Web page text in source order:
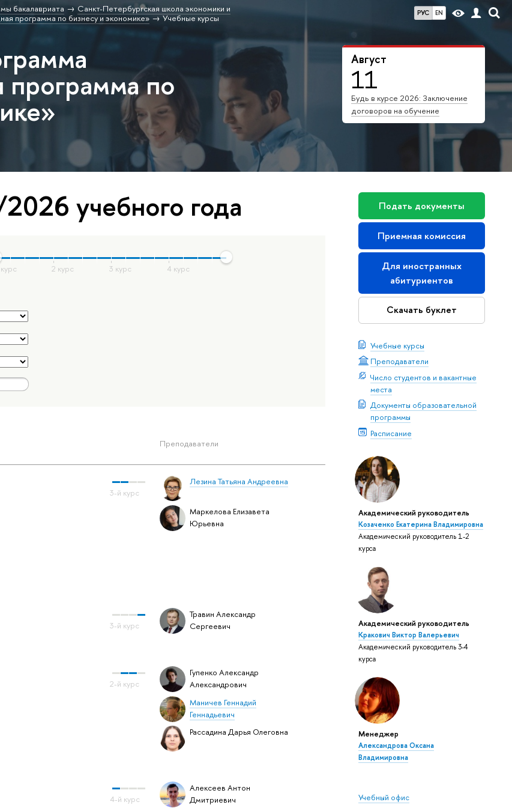
РУС EN
бакалавриата
Санкт-Петербургская школа экономики и
программа по бизнесу и экономике» Учебные курсы
Август
11
Будь в курсе 2026: Заключение
договоров на обучение
по
Подать документы
Приемная комиссия
Для иностранных
абитуриентов
Скачать буклет
Учебные курсы
Преподаватели
Число студентов и вакантные
места
Документы образовательной
программы
Расписание
Академический руководитель
Козаченко Екатерина Владимировна
Академический руководитель 1-2
курса
Академический руководитель
Кракович Виктор Валерьевич
Академический руководитель 3-4
курса
Менеджер
Александрова Оксана
Владимировна
Учебный офис
учебного года
Преподаватели
Лезина Татьяна Андреевна
Маркелова Елизавета
Юрьевна
Травин Александр
Сергеевич
Гупенко Александр
Александрович
Маничев Геннадий
Геннадьевич
Рассадина Дарья Олеговна
Алексеев Антон
Дмитриевич